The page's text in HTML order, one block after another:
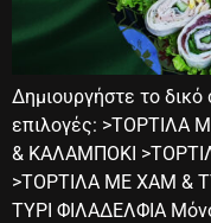
Δημιουργήστε το
επιλογές:
& ΚΑΛΑΜΠΟΚΙ
>ΤΟΡΤΙΛΑ ΜΕ ΧΑΜ &
ΤΥΡΙ ΦΙΛΑΔΕΛΦΙΑ